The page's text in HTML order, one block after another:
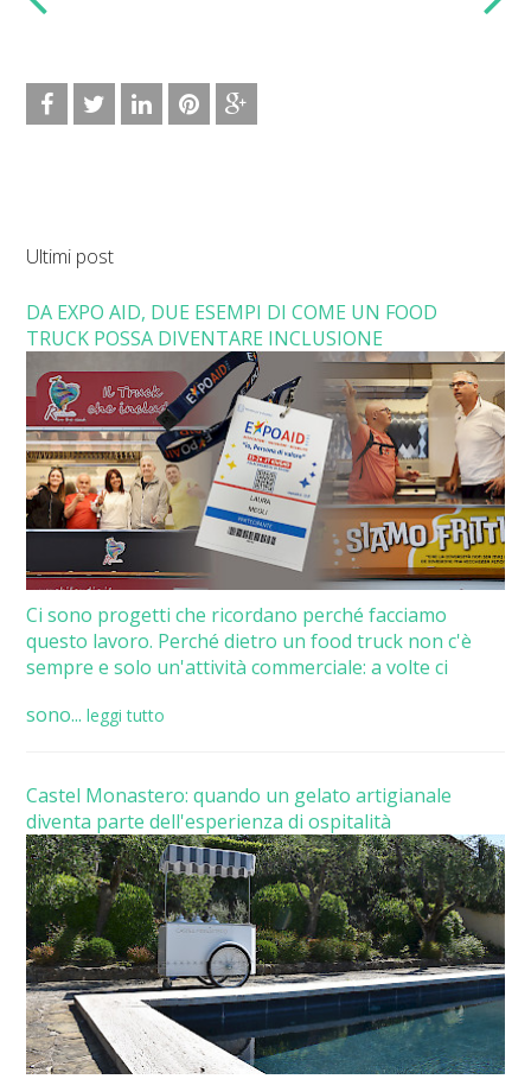
Ultimi post
DA EXPO AID, DUE ESEMPI DI COME UN FOOD
TRUCK POSSA DIVENTARE INCLUSIONE
Ci sono progetti che ricordano perché facciamo
questo lavoro. Perché dietro un food truck non c'è
sempre e solo un'attività commerciale: a volte ci
sono... leggi tutto
Castel Monastero: quando un gelato artigianale
diventa parte dell'esperienza di ospitalità